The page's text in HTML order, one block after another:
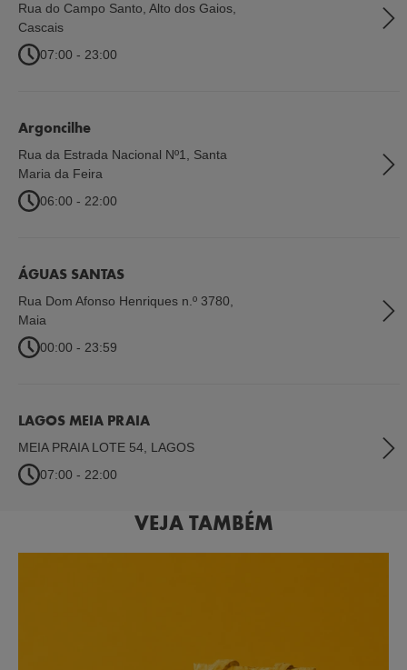
Rua do Campo Santo, Alto dos Gaios
Cascais
07:00 - 23:00
Argoncilhe
Rua da Estrada Nacional Nº1
Santa
Maria da Feira
06:00 - 22:00
ÁGUAS SANTAS
Rua Dom Afonso Henriques n.º 3780
Maia
00:00 - 23:59
LAGOS MEIA PRAIA
MEIA PRAIA LOTE 54 LAGOS
07:00 - 22:00
VEJA TAMBÉM